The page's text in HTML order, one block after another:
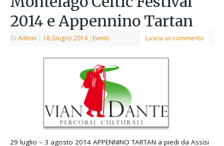
2014 e Appennino Tartan
DiAdmin | 18 Giugno 2014 | Eventi Lascia un commento
29 luglio – 3 agosto 2014 APPENNINO TARTAN a piedi da Assisi